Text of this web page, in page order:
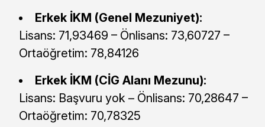
Erkek İKM (Genel Mezuniyet):
Lisans: 71,93469 – Önlisans: 73,60727 –
Ortaöğretim: 78,84126
Erkek İKM (CİG Alanı Mezunu):
Lisans: Başvuru yok – Önlisans: 70,28647 –
Ortaöğretim: 70,78325